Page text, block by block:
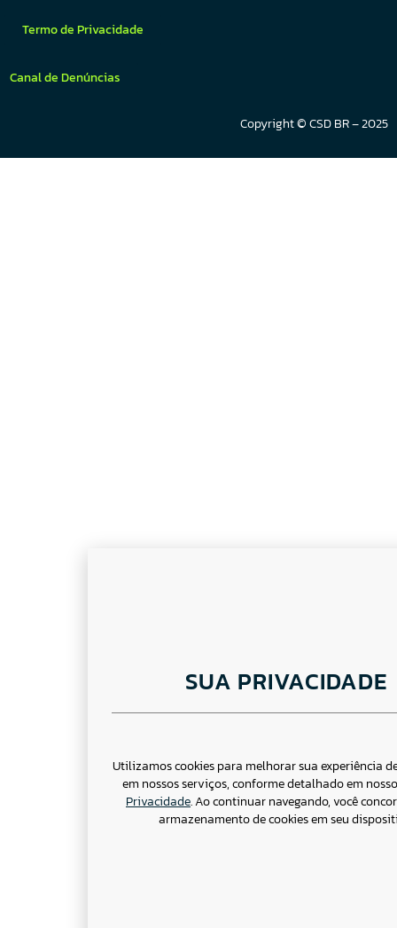
Termo de Privacidade
Canal de Denúncias
Copyright © CSD BR – 2025
SUA PRIVACIDADE
Utilizamos cookies para melhorar sua experiência
em nossos serviços, conforme detalhado em
Privacidade. Ao continuar navegando, você
armazenamento de cookies em seu